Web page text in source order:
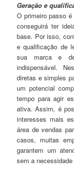
Geração e
O primeiro passo
conseguirá ter
base. Por isso,
e qualificação de
sua marca e
indispensável.
diretas e simples
um potencial
tempo para agir
ativa. Assim, é
interesses mais
área de vendas
casos, muitas
garantem um
sem a